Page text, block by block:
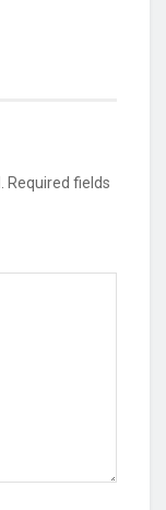
Required fields